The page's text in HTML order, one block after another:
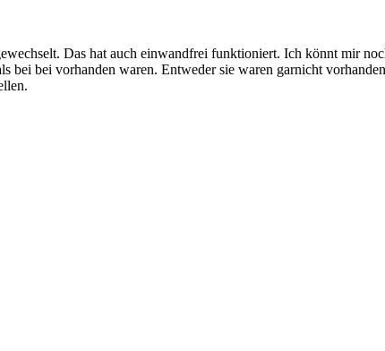
Das hat auch einwandfrei funktioniert. Ich könnt mir
bei bei vorhanden waren. Entweder sie waren garnicht